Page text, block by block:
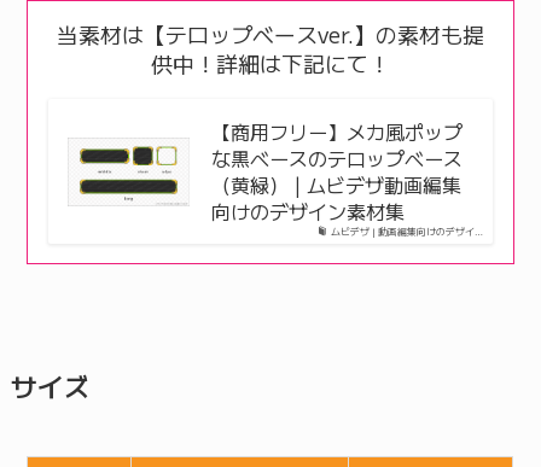
当素材は【テロップベースver.】の素材も提
供中！詳細は下記にて！
ムビデザ | 動画編集向けのデザイ…
【商用フリー】メカ風ポップ
な黒ベースのテロップベース
（黄緑） | ムビデザ動画編集
向けのデザイン素材集
サイズ